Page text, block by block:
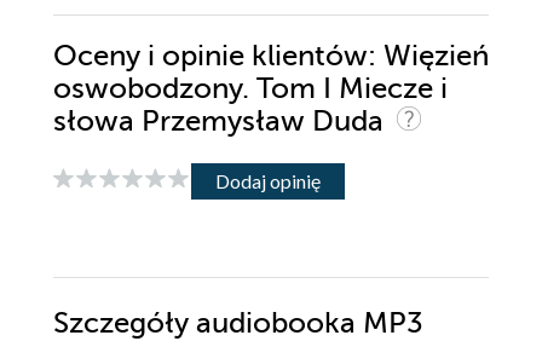
Oceny i opinie klientów: Więzień
oswobodzony. Tom I Miecze i
słowa Przemysław Duda
Dodaj opinię
Szczegóły audiobooka MP3